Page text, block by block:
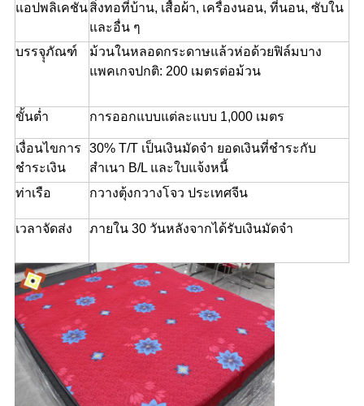
แอปพลิเคชันสิ่งทอที่บ้าน, เสื้อผ้า, เครื่องนอน, ที่นอน, ซับใน
และอื่น ๆ
บรรจุุภัณฑ์
ม้วนในหลอดกระดาษแล้วห่อด้วยฟิล์มบาง
แพคเกจปกติ: 200 เมตรต่อม้วน
ขั้นต่ำ การออกแบบแต่ละแบบ 1,000 เมตร
เงื่อนไขการ
ชำระเงิน
30% T/T เป็นเงินมัดจำ ยอดเงินที่ชำระกับ
สำเนา B/L และใบแจ้งหนี้
ท่าเรือ
กวางตุ้งกวางโจว ประเทศจีน
เวลาจัดส่ง ภายใน 30 วันหลังจากได้รับเงินมัดจำ